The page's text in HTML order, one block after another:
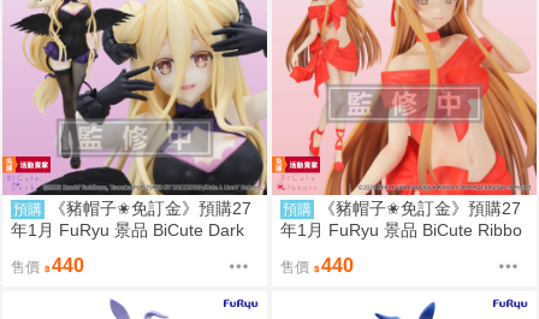
預購
《豬帽子✬免訂金》預購27
年1月 FuRyu 景品 BiCute Dark
6
售價 440
預購
《豬帽子✬免訂金》預購27
年1月 FuRyu 景品 BiCute Ribbo
06
售價 440